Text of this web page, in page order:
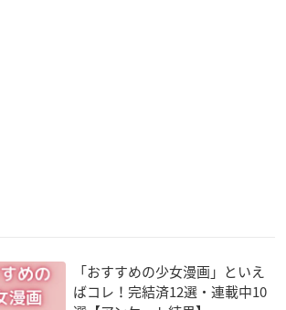
「おすすめの少女漫画」といえ
ばコレ！完結済12選・連載中10